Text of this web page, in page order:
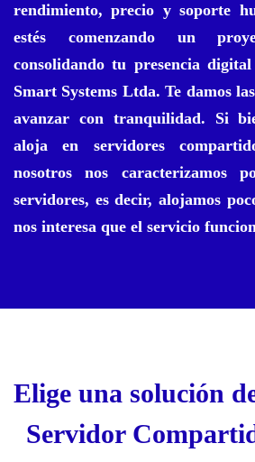
rendimiento, precio y soporte
estés comenzando un
consolidando tu presencia
Smart Systems Ltda. Te damos
avanzar con tranquilidad. Si
aloja en servidores
nosotros nos caracterizamos
servidores, es decir, alojamos
nos interesa que el servicio
Elige una solución
Servidor